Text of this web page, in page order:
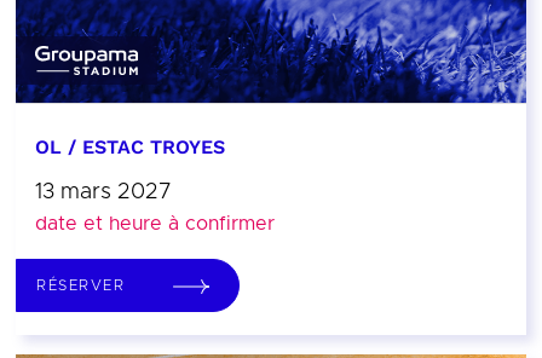
OL / ESTAC TROYES
13 mars 2027
date et heure à confirmer
RÉSERVER